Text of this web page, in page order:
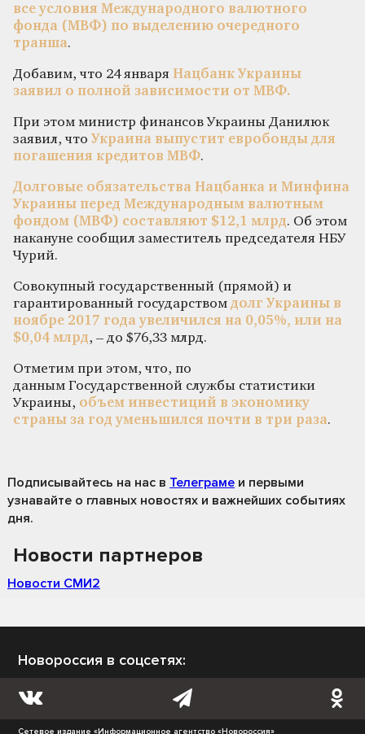
все условия Международного валютного
фонда (МВФ) по выделению очередного
транша.
Добавим, что 24 января Нацбанк Украины
заявил о полной зависимости от МВФ.
При этом министр финансов Украины Данилюк
заявил, что Украина выпустит евробонды для
погашения кредитов МВФ.
Долговые обязательства Нацбанка и Минфина
Украины перед Международным валютным
фондом (МВФ) составляют $12,1 млрд. Об этом
накануне сообщил заместитель председателя НБУ
Чурий.
Совокупный государственный (прямой) и
гарантированный государством долг Украины в
ноябре 2017 года увеличился на 0,05%, или на
$0,04 млрд, – до $76,33 млрд.
Отметим при этом, что, по
данным Государственной службы статистики
Украины, объем инвестиций в экономику
страны за год уменьшился почти в три раза.
Подписывайтесь на нас в Телеграме и первыми
узнавайте о главных новостях и важнейших событиях
дня.
Новости партнеров
Новости СМИ2
Новороссия в соцсетях:
Сетевое издание «Информационное агентство «Новороссия»